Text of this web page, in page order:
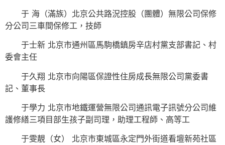
于 海（滿族）北京公共路況控股（團體）無限公司保修
分公司三車間保修工，技師
于士新 北京市通州區馬駒橋鎮房辛店村黨支部書記、村
委會主任
于久翔 北京市向陽區保證性住房成長無限公司黨委書
記、董事長
于學力 北京市地鐵運營無限公司通訊電子訊號分公司維
護修繕三項目部生孩子副司理，助理工程師、高等工
于雯靚（女） 北京市東城區永定門外街道看壇新苑社區